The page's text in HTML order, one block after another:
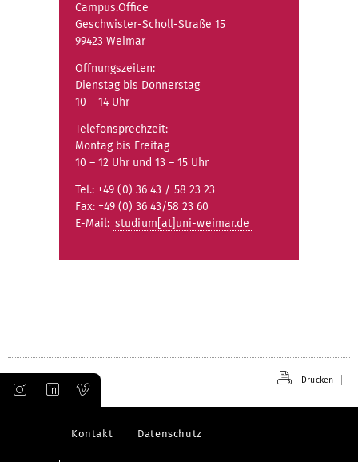
Campus.Office
Geschwister-Scholl-Straße 15
99423 Weimar
Öffnungszeiten:
Dienstag bis Donnerstag
10 – 14 Uhr
Telefonsprechzeit:
Montag bis Freitag
10 – 12 Uhr und 13 – 15 Uhr
Tel.: +49 (0) 36 43 / 58 23 23
Fax: +49 (0) 36 43/58 23 60
E-Mail: studium[at]uni-weimar.de
Drucken
Kontakt Datenschutz